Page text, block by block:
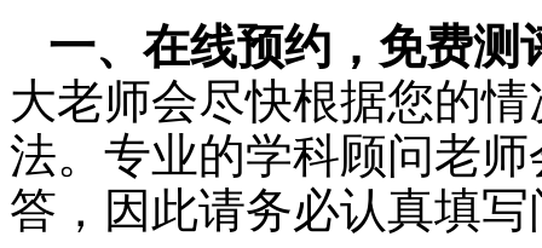
一、在线预约，免费测
大老师会尽快根据您的
法。专业的学科顾问老
答，因此请务必认真填